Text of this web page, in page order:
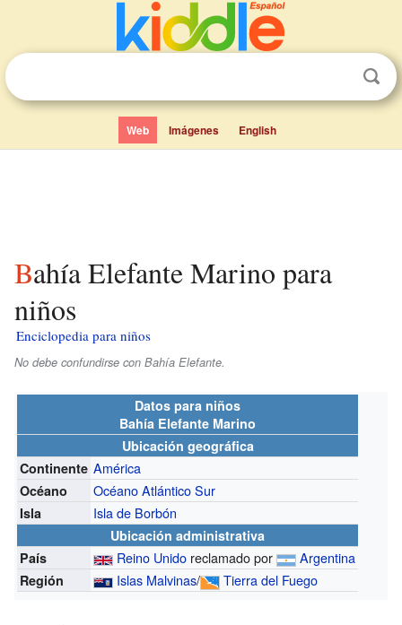
Web Imágenes English
Bahía Elefante Marino para
niños
Enciclopedia para niños
No debe confundirse con Bahía Elefante.
Datos para niños
Bahía Elefante Marino
Ubicación geográfica
Continente América
Océano Océano Atlántico Sur
Isla Isla de Borbón
Ubicación administrativa
País
Reino Unido reclamado por Argentina
Región Islas Malvinas/ Tierra del Fuego